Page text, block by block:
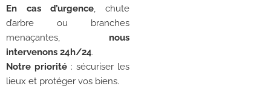
En cas d’urgence , chute
d’arbre ou branches
menaçantes, nous
intervenons 24h/24.
Notre priorité : sécuriser les
lieux et protéger vos biens.